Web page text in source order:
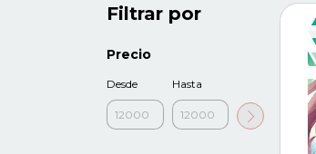
Filtrar por
Precio
Desde Hasta